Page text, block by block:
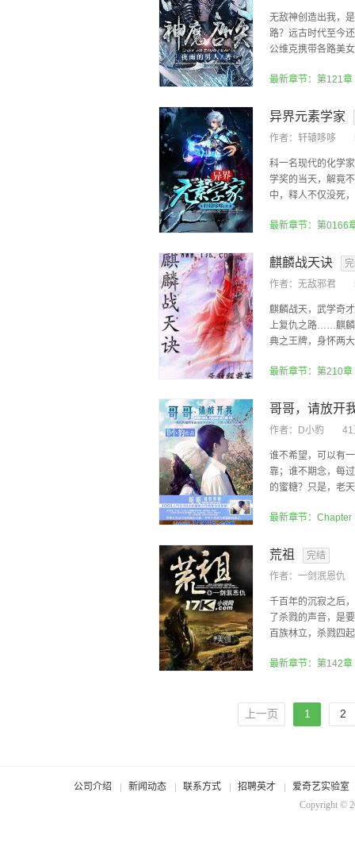
无敌神创造出我，
路？远古时代至今
公维克携带各路美
最新章节：第121章
异界元素学家
作者： 轩辕哆哆
科一名现代的化学
学奖的当天，解竟
中，释人不仅没死
最新章节：第0166
麒麟战天诀
作者： 无敌邪君
麒麟战天，武学奇
上复仇之路……麒麟
典之王牌，身怀两
最新章节：第210章
哥哥，请放开
作者： D小豹 41
谁不希望，可以有
靠；谁不期念，每
的蜜糖？只是，老
荒祖
完结
作者： 一剑泯恩仇
千百年的沉寂之后
了杀戮的声音，是
百族林立，杀戮四
最新章节：第142
上一页 1 2
公司介绍 新闻动态 联系方式 招聘英才
爱奇艺实验室
Copyright ©